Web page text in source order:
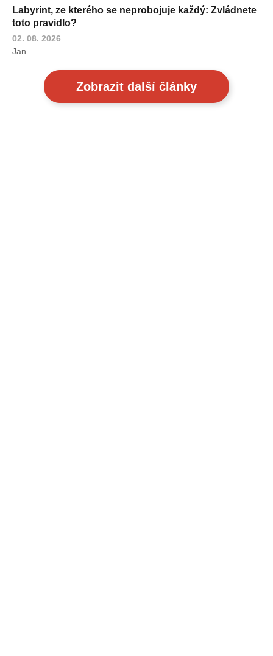
Labyrint, ze kterého se neprobojuje každý: Zvládnete
toto pravidlo?
02. 08. 2026
Jan
Zobrazit další články